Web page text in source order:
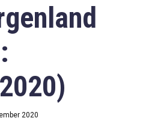
2020